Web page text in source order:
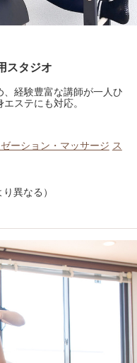
スタジオ
経験豊富な講師が一人ひ
ステにも対応。
ーション・マッサージ ス
異なる）